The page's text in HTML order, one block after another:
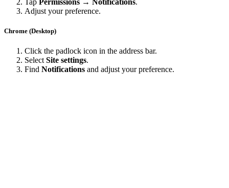
Tap Permissions → Notifications.
Adjust your preference.
Chrome (Desktop)
Click the padlock icon in the address bar.
SelectSite settings.
Find Notifications and adjust your preference.